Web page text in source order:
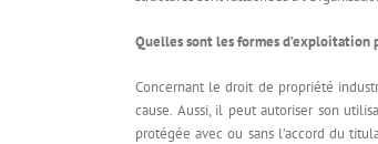
Quelles sont les formes d’exploitation
Concernant le droit de propriété
cause. Aussi, il peut autoriser son
protégée avec ou sans l’accord du